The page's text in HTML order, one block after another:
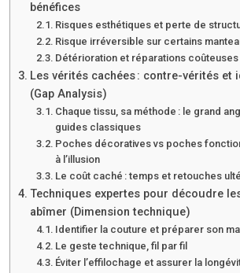
bénéfices
Risques esthétiques et perte de
Risque irréversible sur certains
Détérioration et réparations coûteuses
Les vérités cachées : contre-vérités et
(Gap Analysis)
Chaque tissu, sa méthode : le grand
guides classiques
Poches décoratives vs poches
à l’illusion
Le coût caché : temps et retouches
Techniques expertes pour découdre
abîmer (Dimension technique)
Identifier la couture et préparer son
Le geste technique, fil par fil
Éviter l’effilochage et assurer la